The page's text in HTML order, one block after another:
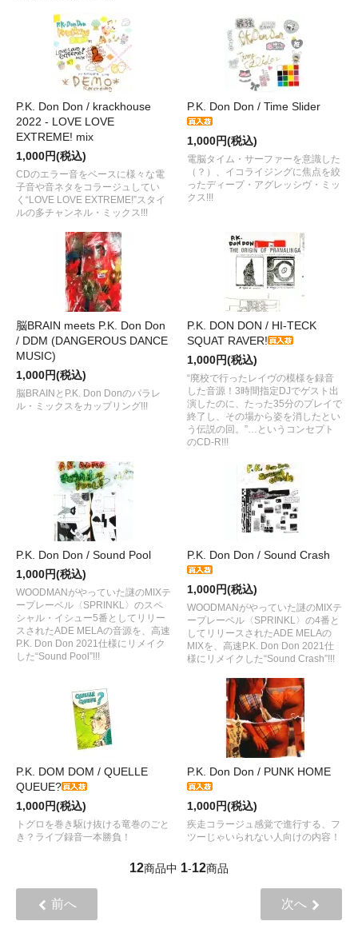
P.K. Don Don / krackhouse
2022 - LOVE LOVE
EXTREME! mix
1,000円(税込)
CDのエラー音をベースに様々な電
子音や音ネタをコラージュしてい
く“LOVE LOVE EXTREME!”スタイ
ルの多チャンネル・ミックス!!!
P.K. Don Don / Time Slider
1,000円(税込)
電脳タイム・サーファーを意識した
（？）、イコライジングに焦点を絞
ったディープ・アグレッシヴ・ミッ
クス!!!
脳BRAIN meets P.K. Don Don
/ DDM (DANGEROUS DANCE
MUSIC)
1,000円(税込)
脳BRAINとP.K. Don Donのパラレ
ル・ミックスをカップリング!!!
P.K. DON DON / HI-TECK
SQUAT RAVER!
1,000円(税込)
“廃校で行ったレイヴの模様を録音
した音源！3時間指定DJでゲスト出
演したのに、たった35分のプレイで
終了し、その場から姿を消したとい
う伝説の回。”…というコンセプト
のCD-R!!!
P.K. Don Don / Sound Pool
1,000円(税込)
WOODMANがやっていた謎のMIXテ
ープレーベル〈SPRINKL〉のスペ
シャル・イシュー5番としてリリー
スされたADE MELAの音源を、高速
P.K. Don Don 2021仕様にリメイク
した“Sound Pool”!!!
P.K. Don Don / Sound Crash
1,000円(税込)
WOODMANがやっていた謎のMIXテ
ープレーベル〈SPRINKL〉の4番と
してリリースされたADE MELAの
MIXを、高速P.K. Don Don 2021仕
様にリメイクした“Sound Crash”!!!
P.K. DOM DOM / QUELLE
QUEUE?
1,000円(税込)
トグロを巻き駆け抜ける竜巻のごと
き？ライブ録音一本勝負！
P.K. Don Don / PUNK HOME
1,000円(税込)
疾走コラージュ感覚で進行する、フ
ツーじゃいられない人向けの内容！
12商品中 1-12商品
前へ 次へ